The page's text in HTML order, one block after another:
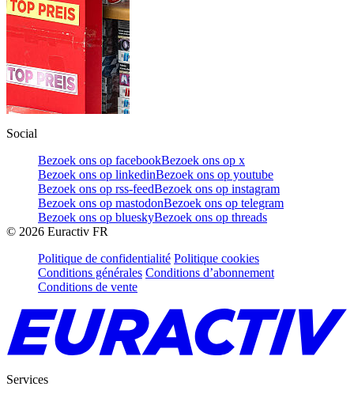
Social
Bezoek ons op facebookBezoek ons op x
Bezoek ons op linkedinBezoek ons op youtube
Bezoek ons op rss-feedBezoek ons op instagram
Bezoek ons op mastodonBezoek ons op telegram
Bezoek ons op blueskyBezoek ons op threads
© 2026 Euractiv FR
Politique de confidentialité Politique cookies
Conditions générales Conditions d’abonnement
Conditions de vente
Services